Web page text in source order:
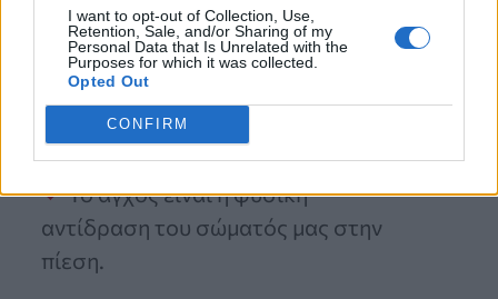
I want to opt-out of Collection, Use,
Retention, Sale, and/or Sharing of my
Personal Data that Is Unrelated with the
Purposes for which it was collected.
Opted Out
CONFIRM
εξετάσεων», καταλήγει η ειδικός.
Το άρθρο συνοπτικά
Το άγχος είναι η φυσική
αντίδραση του σώματός μας στην
πίεση.